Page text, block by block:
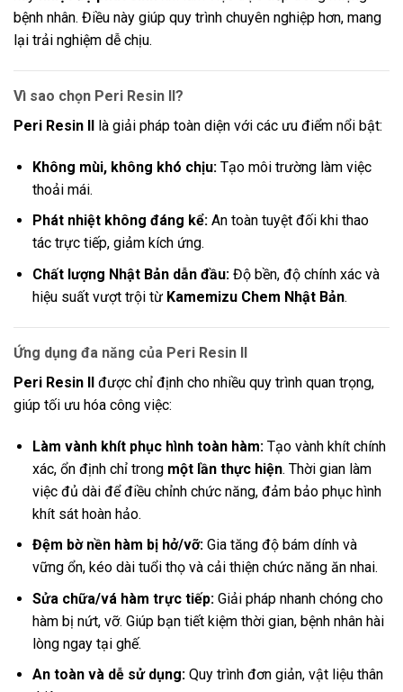
bệnh nhân. Điều này giúp quy trình chuyên nghiệp hơn, mang
lại trải nghiệm dễ chịu.
Vì sao chọn Peri Resin II?
Peri Resin II là giải pháp toàn diện với các ưu điểm nổi bật:
Không mùi, không khó chịu:Tạo môi trường làm việc
thoải mái.
Phát nhiệt không đáng kể:An toàn tuyệt đối khi thao
tác trực tiếp, giảm kích ứng.
Chất lượng Nhật Bản dẫn đầu:Độ bền, độ chính xác và
hiệu suất vượt trội từ Kamemizu Chem Nhật Bản.
Ứng dụng đa năng của Peri Resin II
Peri Resin II được chỉ định cho nhiều quy trình quan trọng,
giúp tối ưu hóa công việc:
Làm vành khít phục hình toàn hàm:Tạo vành khít chính
xác, ổn định chỉ trong một lần thực hiện. Thời gian làm
việc đủ dài để điều chỉnh chức năng, đảm bảo phục hình
khít sát hoàn hảo.
Đệm bờ nền hàm bị hở/vỡ:Gia tăng độ bám dính và
vững ổn, kéo dài tuổi thọ và cải thiện chức năng ăn nhai.
Sửa chữa/vá hàm trực tiếp:Giải pháp nhanh chóng cho
hàm bị nứt, vỡ. Giúp bạn tiết kiệm thời gian, bệnh nhân hài
lòng ngay tại ghế.
An toàn và dễ sử dụng:Quy trình đơn giản, vật liệu thân